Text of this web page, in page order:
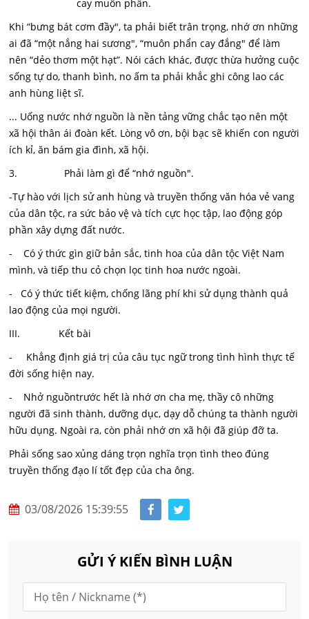
cay muôn phần.
Khi “bưng bát cơm đầy", ta phải biết trân trọng, nhớ ơn những
ai đã “một nắng hai sương", “muôn phẩn cay đắng" để làm
nên “dẻo thơm một hạt”. Nói cách khác, được thừa hưởng cuộc
sống tự do, thanh bình, no ấm ta phải khắc ghi công lao các
anh hùng liệt sĩ.
... Uống nước nhớ nguồn là nền tảng vững chắc tạo nên một
xã hội thân ái đoàn kết. Lòng vô ơn, bội bạc sẽ khiến con người
ích kỉ, ăn bám gia đình, xã hội.
3. Phải làm gì để “nhớ nguồn".
-Tự hào với lịch sử anh hùng và truyền thống văn hóa vẻ vang
của dân tộc, ra sức bảo vệ và tích cực học tập, lao động góp
phần xây dựng đất nước.
- Có ý thức gìn giữ bản sắc, tinh hoa của dân tộc Việt Nam
mình, và tiếp thu cỏ chọn lọc tinh hoa nước ngoài.
- Có ý thức tiết kiệm, chống lãng phí khi sử dụng thành quả
lao động của mọi người.
III. Kết bài
- Khẳng định giá trị của câu tục ngữ trong tình hình thực tế
đời sống hiện nay.
- Nhở nguồntrước hết là nhớ ơn cha mẹ, thầy cô những
người đã sinh thành, dưỡng dục, dạy dỗ chúng ta thành người
hữu dụng. Ngoài ra, còn phải nhớ ơn xã hội đã giúp đỡ ta.
Phải sống sao xủng dáng trọn nghĩa trọn tình theo đúng
truyền thống đạo lí tốt đẹp của cha ông.
03/08/2026 15:39:55
GỬI Ý KIẾN BÌNH LUẬN